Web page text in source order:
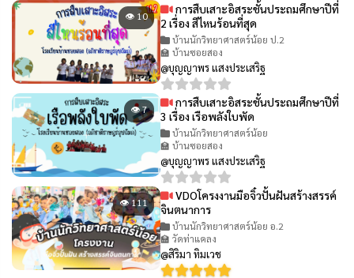
👁 10
การสืบเสาะอิสระชั้นประถมศึกษาปีที่
2 เรื่อง สีไหนร้อนที่สุด
บ้านนักวิทยาศาสตร์น้อย ป.2
🏫 บ้านซอยสอง
@บุญญาพร แสงประเสริฐ
👁 7
การสืบเสาะอิสระชั้นประถมศึกษาปีที่
3 เรื่อง เรือพลังใบพัด
บ้านนักวิทยาศาสตร์น้อย
🏫 บ้านซอยสอง
@บุญญาพร แสงประเสริฐ
👁 111
VDOโครงงานมือจิ๋วปั้นฝันสร้างสรรค์
จินตนาการ
บ้านนักวิทยาศาสตร์น้อย อ.2
🏫 วัดท่าแคลง
@สิริมา ทิมเวช